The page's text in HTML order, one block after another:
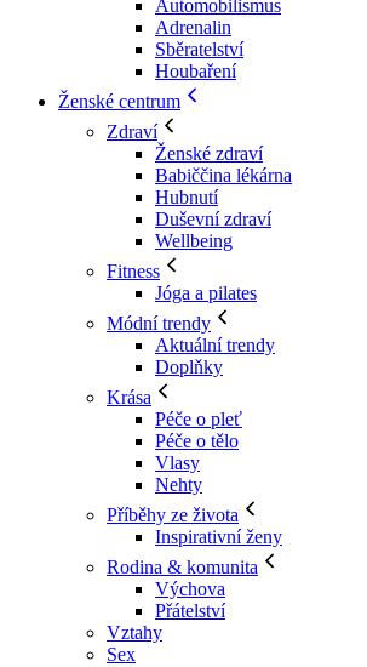
Automobilismus
Adrenalin
Sběratelství
Houbaření
Ženské centrum
Zdraví
Ženské zdraví
Babiččina lékárna
Hubnutí
Duševní zdraví
Wellbeing
Fitness
Jóga a pilates
Módní trendy
Aktuální trendy
Doplňky
Krása
Péče o pleť
Péče o tělo
Vlasy
Nehty
Příběhy ze života
Inspirativní ženy
Rodina & komunita
Výchova
Přátelství
Vztahy
Sex